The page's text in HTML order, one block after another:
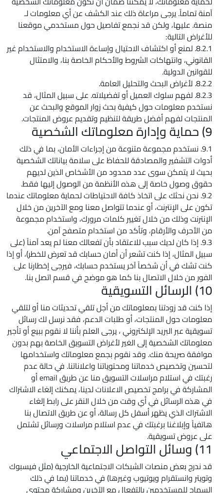
آمنة تماماً. يرجى مراعاة ذلك عند الكشف عن أي معلومات لـ
منصة. عليها، ولكن قد نجمع تفاصيل حول مستخدمي موقعنا
للأغراض التالية:
8.2.1. لمنع أو اكتشاف الاحتيال وإساءة الاستخدام والاستخدام غير
القانوني، وانتهاكات الشروط والأحكام الخاصة بنا، والامتثال
للقوانين الدولية.
8.2.2. لأغراض البحث والتحليل العامة.
8.2.3. لفهم سلوك العميل أو تفضيلاته. على سبيل المثال، قد
نستخدم معلومات حول كيفية بحث زوار الموقع والبحث عن
المنتجات لفهم أفضل طريقة لتنظيم وتقديم عروض المنتجات.
9) حماية وإدارة معلوماتك الشخصية
9.1. نستخدم مجموعة متنوعة من إجراءات الأمان، بما في ذلك
أدوات التشفير والمصادقة للحفاظ على سلامة بياناتك الشخصية
بحيث لا يتمكن سوى عدد محدود من الأشخاص الذين لديهم
حقوق وصول خاصة إلى هذه الأنظمة من الوصول إليها فقط.
9.2. نحن نحثك على اتخاذ كافة الاحتياطات لحماية معلوماتك عندما
تكون على الإنترنت، أو عندما تتواصل معنا ومع الآخرين من خلال
الإنترنت وذلك من خلال تغيير كلمات مرورك، واستخدام مجموعة
من الأحرف والأرقام، وتأكد من استخدام متصفح آمن.
9.3. إذا كان لديك سبب للاعتقاد بأن تفعالك معنا لم يعد آمناً (على
سبيل المثال، إذا كنت تشعر أن أمان حسابك قد تعرض للخطر)، أو إذا
كنت تشك في أن شخصاً آخر يستخدم حسابك، فيرجى إخطارنا على
الفور من خلال الاتصال بنا كما هو موضح في قسم اتصل بنا.
10) الرسائل التسويقية
إذا كنت قد زودتنا بمعلوماتك من أجل تلقي تحديثات منا أو لتلقي
معلومات حول المنتجات، أو طلبات الدعم، فقد نرسل لك رسائل
تسويقية عبر البريد الإلكتروني ، يرجى العلم بأننا لا نقوم ببيع أو تأجير
معلوماتك الشخصية إلى الغير لأغراض التسويق الخاصة بهم بدون
موافقة صريحة منك. وقد نقوم بجمع معلوماتك واستخدامها
لتحسين وتخصيص خدماتنا ومحتوياتنا واعلاناتنا. في حالة عدم
رغبتك في استلام مراسلات التسويق منا عن طريق email أو
المشاركة في برامج تخصيص الاعلانات لدينا، يمكنك إلغاء الاشتراك
في هذه الرسائل في أي وقت من خلال النقر على رابط إلغاء
الاشتراك الذي يظهر أسفل كل رسالة، أو عن طريق الاتصال بنا
هاتفياً وإبلاغنا برغبتك في عدم استلام مراسلات ورسائل تشتمل
على عروض تسويقية.
11) وسائل التواصل الاجتماعي
قد ندرج بعض منصات الشبكات الاجتماعية الخارجية (مثل فيسبوك
وتويتر وانستقرام ويوتيوب وغيرها) في خدماتنا (بما في ذلك
السماح للمستخدمين بالتفعال مع الآخرين ومشاركة محتوى